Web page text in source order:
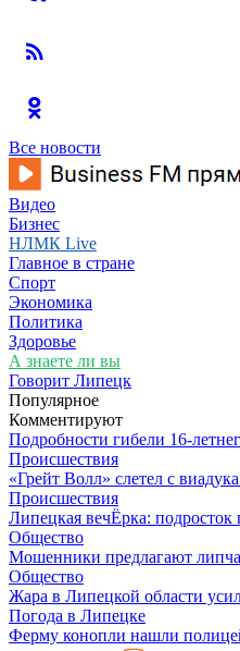
Все новости
Видео
Бизнес
НЛМК Live
Главное в стране
Спорт
Экономика
Политика
Здоровье
А знаете ли вы
Говорит Липецк
Популярное
Комментируют
Подробности гибели 16-
Происшествия
«Грейт Волл» слетел с
Происшествия
Липецкая вечЁрка:
Общество
Мошенники предлагают
Общество
Жара в Липецкой области
Погода в Липецке
Ферму конопли нашли